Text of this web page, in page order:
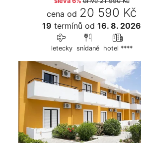
cena od 20 590 Kč
19 termínů od 16. 8. 2026
letecky snídaně hotel ****